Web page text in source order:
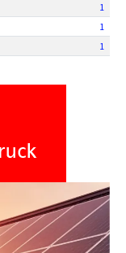
1
1
1